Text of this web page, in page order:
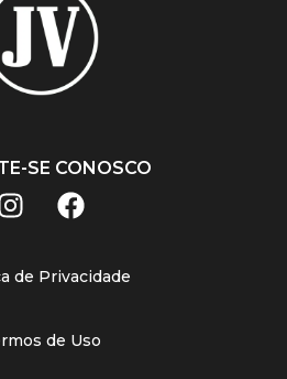
SE CONOSCO
de Privacidade
de Uso